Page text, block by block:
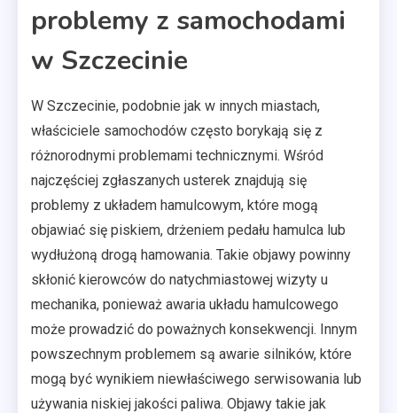
problemy z samochodami
w Szczecinie
W Szczecinie, podobnie jak w innych miastach,
właściciele samochodów często borykają się z
różnorodnymi problemami technicznymi. Wśród
najczęściej zgłaszanych usterek znajdują się
problemy z układem hamulcowym, które mogą
objawiać się piskiem, drżeniem pedału hamulca lub
wydłużoną drogą hamowania. Takie objawy powinny
skłonić kierowców do natychmiastowej wizyty u
mechanika, ponieważ awaria układu hamulcowego
może prowadzić do poważnych konsekwencji. Innym
powszechnym problemem są awarie silników, które
mogą być wynikiem niewłaściwego serwisowania lub
używania niskiej jakości paliwa. Objawy takie jak